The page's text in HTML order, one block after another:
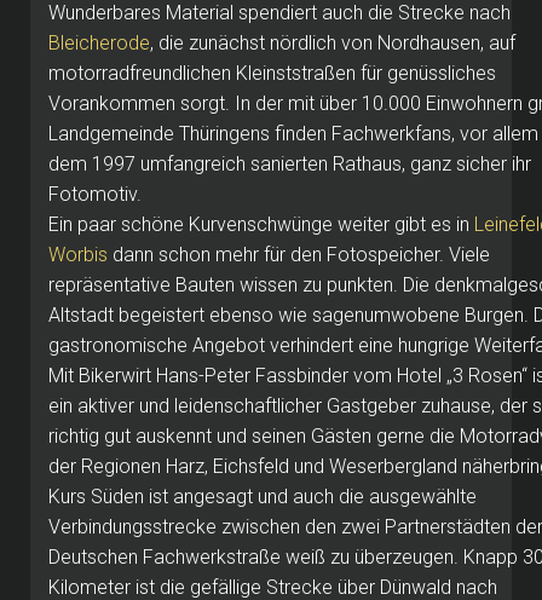
Wunderbares Material spendiert auch die Strecke nach
Bleicherode, die zunächst nördlich von Nordhausen, auf
motorradfreundlichen Kleinststraßen für genüssliches
Vorankommen sorgt. In der mit über 10.000 Einwohnern
Landgemeinde Thüringens finden Fachwerkfans, vor
dem 1997 umfangreich sanierten Rathaus, ganz sicher ihr
Fotomotiv.
Ein paar schöne Kurvenschwünge weiter gibt es in
Worbis dann schon mehr für den Fotospeicher. Viele
repräsentative Bauten wissen zu punkten. Die
Altstadt begeistert ebenso wie sagenumwobene Burgen.
gastronomische Angebot verhindert eine hungrige
Mit Bikerwirt Hans-Peter Fassbinder vom Hotel „3 Rosen“
ein aktiver und leidenschaftlicher Gastgeber zuhause, der
richtig gut auskennt und seinen Gästen gerne die
der Regionen Harz, Eichsfeld und Weserbergland
Kurs Süden ist angesagt und auch die ausgewählte
Verbindungsstrecke zwischen den zwei Partnerstädten der
Deutschen Fachwerkstraße weiß zu überzeugen. Knapp
Kilometer ist die gefällige Strecke über Dünwald nach